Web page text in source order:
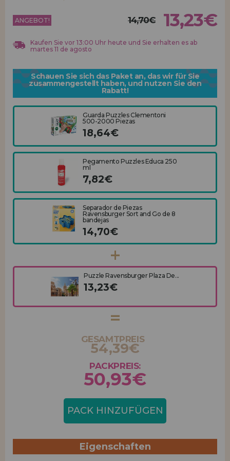
HÄNDLERREGISTRIERUNG
ANGEBOT! 14,70€ 13,23€
Kaufen Sie vor 13:00 Uhr heute und Sie erhalten es ab
martes 11 de agosto
Schauen Sie sich das Paket an, das wir für Sie
zusammengestellt haben, und nutzen Sie den
Rabatt!
Guarda Puzzles Clementoni
500-2000 Piezas
18,64€
Pegamento Puzzles Educa 250
ml
7,82€
Separador de Piezas
Ravensburger Sort and Go de 8
bandejas
14,70€
Puzzle Ravensburger Plaza De...
13,23€
GESAMTPREIS
54,39€
PACKPREIS:
50,93€
PACK HINZUFÜGEN
Eigenschaften